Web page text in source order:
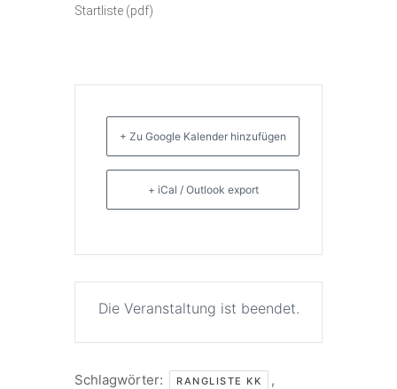
Startliste (pdf)
+ Zu Google Kalender hinzufügen
+ iCal / Outlook export
Die Veranstaltung ist beendet.
Schlagwörter: RANGLISTE KK ,